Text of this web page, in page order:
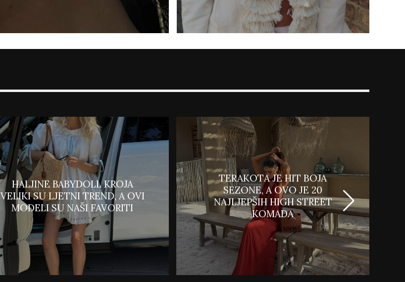
";
HALJINE BABYDOLL KROJA
VELIKI SU LJETNI TREND, A OVI
MODELI SU NAŠI FAVORITI
TERAKOTA JE HIT BOJA
SEZONE, A OVO JE 20
NAJLJEPŠIH HIGH STREET
KOMADA